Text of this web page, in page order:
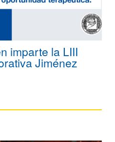
imparte la LIII
Jiménez